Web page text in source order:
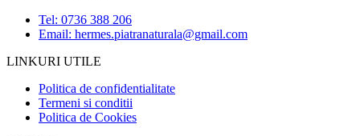
Tel: 0736 388 206
Email: hermes.piatranaturala@gmail.com
LINKURI UTILE
Politica de confidentialitate
Termeni si conditii
Politica de Cookies